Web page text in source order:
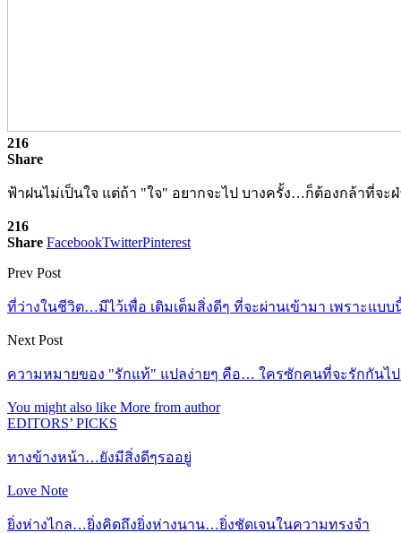
216
Share
ฟ้าฝนไม่เป็นใจ แต่ถ้า "ใจ" อยากจะไป บางครั้ง…ก็ต้องกล้าที่จ
216
Share FacebookTwitterPinterest
Prev Post
ที่ว่างในชีวิต…มีไว้เพื่อ เติมเต็มสิ่งดีๆ ที่จะผ่านเข้ามา เพราะแบ
Next Post
ความหมายของ "รักแท้" แปลง่ายๆ คือ… ใครซักคนที่จะรักกันไ
You might also like More from author
EDITORS’ PICKS
ทางข้างหน้า…ยังมีสิ่งดีๆรออยู่
Love Note
ยิ่งห่างไกล…ยิ่งคิดถึงยิ่งห่างนาน…ยิ่งชัดเจนในความทรงจำ